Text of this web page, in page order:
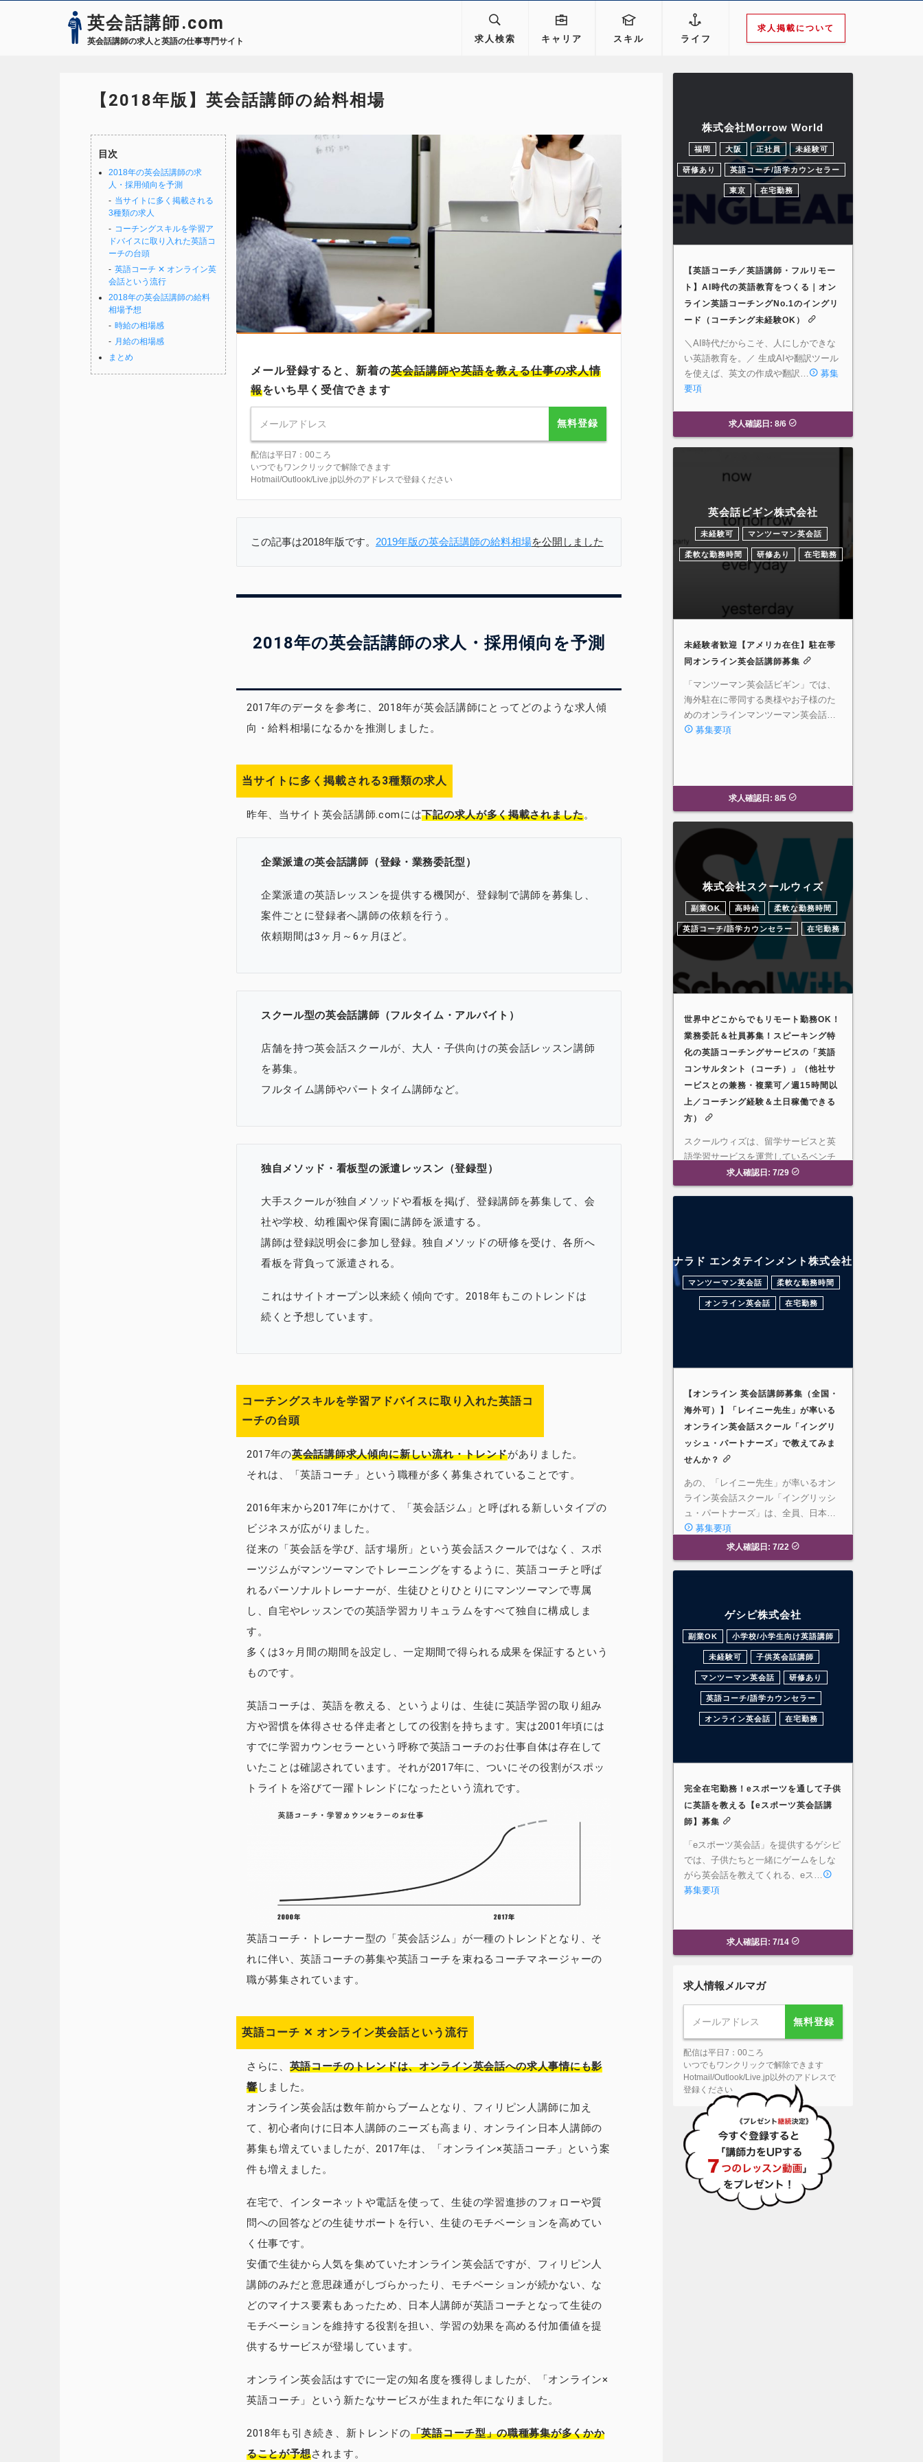
英会話講師.com
英会話講師の求人と英語の仕事専門サイト 求人検索 キャリア スキル ライフ
求人掲載について
【2018年版】英会話講師の給料相場
目次
2018年の英会話講師の求
人・採用傾向を予測
当サイトに多く掲載される
3種類の求人
コーチングスキルを学習ア
ドバイスに取り入れた英語コ
ーチの台頭
英語コーチ ✕ オンライン英
会話という流行
2018年の英会話講師の給料
相場予想
時給の相場感
月給の相場感
まとめ
メール登録すると、新着の英会話講師や英語を教える仕事の求人情
報をいち早く受信できます
無料登録
配信は平日7：00ころ
いつでもワンクリックで解除できます
Hotmail/Outlook/Live.jp以外のアドレスで登録ください
この記事は2018年版です。 2019年版の英会話講師の給料相場を公開しました
2018年の英会話講師の求人・採用傾向を予測
2017年のデータを参考に、2018年が英会話講師にとってどのような求人傾
向・給料相場になるかを推測しました。
当サイトに多く掲載される3種類の求人
昨年、当サイト英会話講師.comには下記の求人が多く掲載されました。
企業派遣の英会話講師（登録・業務委託型）
企業派遣の英語レッスンを提供する機関が、登録制で講師を募集し、
案件ごとに登録者へ講師の依頼を行う。
依頼期間は3ヶ月～6ヶ月ほど。
スクール型の英会話講師（フルタイム・アルバイト）
店舗を持つ英会話スクールが、大人・子供向けの英会話レッスン講師
を募集。
フルタイム講師やパートタイム講師など。
独自メソッド・看板型の派遣レッスン（登録型）
大手スクールが独自メソッドや看板を掲げ、登録講師を募集して、会
社や学校、幼稚園や保育園に講師を派遣する。
講師は登録説明会に参加し登録。独自メソッドの研修を受け、各所へ
看板を背負って派遣される。
これはサイトオープン以来続く傾向です。2018年もこのトレンドは
続くと予想しています。
コーチングスキルを学習アドバイスに取り入れた英語コ
ーチの台頭
2017年の英会話講師求人傾向に新しい流れ・トレンドがありました。
それは、「英語コーチ」という職種が多く募集されていることです。
2016年末から2017年にかけて、「英会話ジム」と呼ばれる新しいタイプの
ビジネスが広がりました。
従来の「英会話を学び、話す場所」という英会話スクールではなく、スポ
ーツジムがマンツーマンでトレーニングをするように、英語コーチと呼ば
れるパーソナルトレーナーが、生徒ひとりひとりにマンツーマンで専属
し、自宅やレッスンでの英語学習カリキュラムをすべて独自に構成しま
す。
多くは3ヶ月間の期間を設定し、一定期間で得られる成果を保証するという
ものです。
英語コーチは、英語を教える、というよりは、生徒に英語学習の取り組み
方や習慣を体得させる伴走者としての役割を持ちます。実は2001年頃には
すでに学習カウンセラーという呼称で英語コーチのお仕事自体は存在して
いたことは確認されています。それが2017年に、ついにその役割がスポッ
トライトを浴びて一躍トレンドになったという流れです。
英語コーチ・トレーナー型の「英会話ジム」が一種のトレンドとなり、そ
れに伴い、英語コーチの募集や英語コーチを束ねるコーチマネージャーの
職が募集されています。
英語コーチ ✕ オンライン英会話という流行
さらに、 英語コーチのトレンドは、オンライン英会話への求人事情にも影
響しました。
オンライン英会話は数年前からブームとなり、フィリピン人講師に加え
て、初心者向けに日本人講師のニーズも高まり、オンライン日本人講師の
募集も増えていましたが、2017年は、「オンライン×英語コーチ」という案
件も増えました。
在宅で、インターネットや電話を使って、生徒の学習進捗のフォローや質
問への回答などの生徒サポートを行い、生徒のモチベーションを高めてい
く仕事です。
安価で生徒から人気を集めていたオンライン英会話ですが、フィリピン人
講師のみだと意思疎通がしづらかったり、モチベーションが続かない、な
どのマイナス要素もあったため、日本人講師が英語コーチとなって生徒の
モチベーションを維持する役割を担い、学習の効果を高める付加価値を提
供するサービスが登場しています。
オンライン英会話はすでに一定の知名度を獲得しましたが、「オンライン×
英語コーチ」という新たなサービスが生まれた年になりました。
2018年も引き続き、新トレンドの「英語コーチ型」の職種募集が多くかか
ることが予想されます。
株式会社Morrow World
福岡 大阪 正社員 未経験可
研修あり 英語コーチ/語学カウンセラー
東京 在宅勤務
【英語コーチ／英語講師・フルリモー
ト】AI時代の英語教育をつくる｜オン
ライン英語コーチングNo.1のイングリ
ード（コーチング未経験OK）
＼AI時代だからこそ、人にしかできな
い英語教育を。／ 生成AIや翻訳ツール
を使えば、英文の作成や翻訳…
募集
要項
求人確認日: 8/6
英会話ビギン株式会社
未経験可 マンツーマン英会話
柔軟な勤務時間 研修あり 在宅勤務
未経験者歓迎【アメリカ在住】駐在帯
同オンライン英会話講師募集
「マンツーマン英会話ビギン」では、
海外駐在に帯同する奥様やお子様のた
めのオンラインマンツーマン英会話…
募集要項
求人確認日: 8/5
株式会社スクールウィズ
副業OK 高時給 柔軟な勤務時間
英語コーチ/語学カウンセラー 在宅勤務
世界中どこからでもリモート勤務OK！
業務委託＆社員募集！スピーキング特
化の英語コーチングサービスの「英語
コンサルタント（コーチ）」（他社サ
ービスとの兼務・複業可／週15時間以
上／コーチング経験＆土日稼働できる
方）
スクールウィズは、留学サービスと英
語学習サービスを運営しているベンチ
ャー企業です。2024年の夏にリ…
集要項
求人確認日: 7/29
ナラド エンタテインメント株式会社
マンツーマン英会話 柔軟な勤務時間
オンライン英会話 在宅勤務
【オンライン 英会話講師募集（全国・
海外可）】「レイニー先生」が率いる
オンライン英会話スクール「イングリ
ッシュ・パートナーズ」で教えてみま
せんか？
あの、「レイニー先生」が率いるオン
ライン英会話スクール「イングリッシ
ュ・パートナーズ」は、全員、日本…
募集要項
求人確認日: 7/22
ゲシピ株式会社
副業OK 小学校/小学生向け英語講師
未経験可 子供英会話講師
マンツーマン英会話 研修あり
英語コーチ/語学カウンセラー
オンライン英会話 在宅勤務
完全在宅勤務！eスポーツを通して子供
に英語を教える【eスポーツ英会話講
師】募集
「eスポーツ英会話」を提供するゲシピ
では、子供たちと一緒にゲームをしな
がら英会話を教えてくれる、eス…
募集要項
求人確認日: 7/14
求人情報メルマガ
無料登録
配信は平日7：00ころ
いつでもワンクリックで解除できます
Hotmail/Outlook/Live.jp以外のアドレスで
登録ください